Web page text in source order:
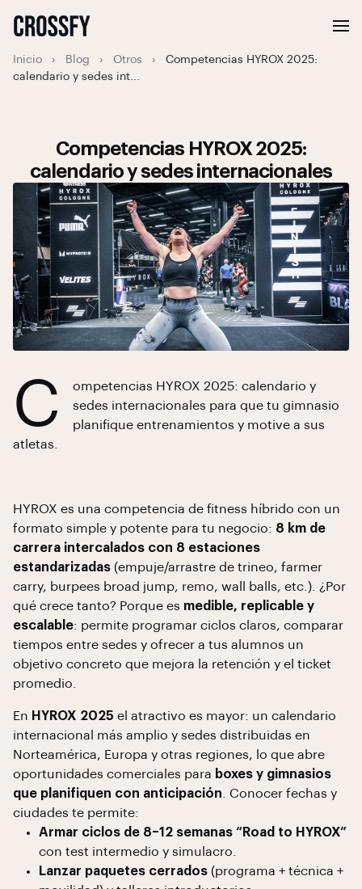
Inicio › Blog › Otros ›
Competencias HYROX 2025:
calendario y sedes int...
Competencias HYROX 2025:
calendario y sedes internacionales
C
ompetencias HYROX 2025: calendario y
sedes internacionales para que tu gimnasio
planifique entrenamientos y motive a sus
atletas.
HYROX es una competencia de fitness híbrido con un
formato simple y potente para tu negocio: 8 km de
carrera intercalados con 8 estaciones
estandarizadas (empuje/arrastre de trineo, farmer
carry, burpees broad jump, remo, wall balls, etc.). ¿Por
qué crece tanto? Porque es medible, replicable y
escalable: permite programar ciclos claros, comparar
tiempos entre sedes y ofrecer a tus alumnos un
objetivo concreto que mejora la retención y el ticket
promedio.
En HYROX 2025 el atractivo es mayor: un calendario
internacional más amplio y sedes distribuidas en
Norteamérica, Europa y otras regiones, lo que abre
oportunidades comerciales para boxes y gimnasios
que planifiquen con anticipación . Conocer fechas y
ciudades te permite:
Armar ciclos de 8–12 semanas “Road to HYROX”
con test intermedio y simulacro.
Lanzar paquetes cerrados (programa + técnica +